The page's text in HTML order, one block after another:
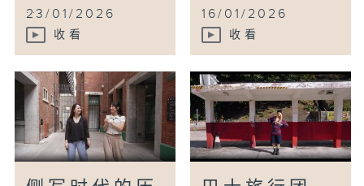
...
23/01/2026
收看
16/01/2026
收看